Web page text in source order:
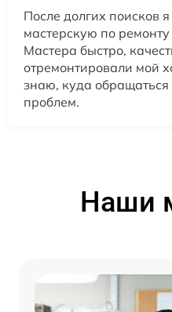
После долгих поисков
мастерскую по
Мастера быстро,
отремонтировали мой
знаю, куда
проблем.
Наши